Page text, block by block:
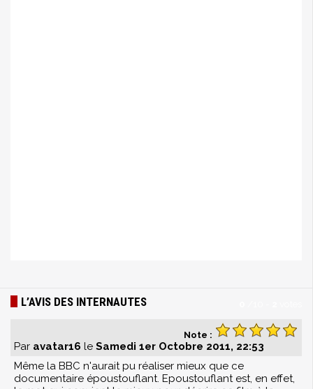
L’AVIS DES INTERNAUTES
Note :
Par avatar16 le Samedi 1er Octobre 2011, 22:53
Même la BBC n'aurait pu réaliser mieux que ce
documentaire époustouflant. Epoustouflant est, en effet,